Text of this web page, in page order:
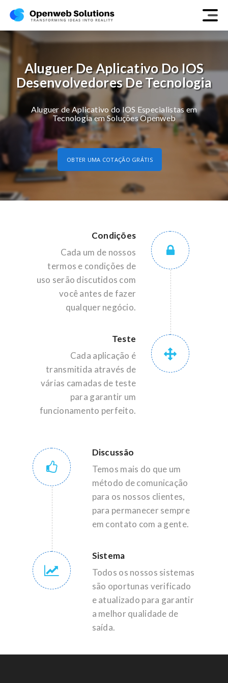
Aluguer De Aplicativo Do IOS
Desenvolvedores De Tecnologia
Aluguer de Aplicativo do IOS Especialistas em
Tecnologia em Soluções Openweb
OBTER UMA COTAÇÃO GRÁTIS
Condições
Cada um de nossos
termos e condições de
uso serão discutidos com
você antes de fazer
qualquer negócio.
Teste
Cada aplicação é
transmitida através de
várias camadas de teste
para garantir um
funcionamento perfeito.
Discussão
Temos mais do que um
método de comunicação
para os nossos clientes,
para permanecer sempre
em contato com a gente.
Sistema
Todos os nossos sistemas
são oportunas verificado
e atualizado para garantir
a melhor qualidade de
saída.